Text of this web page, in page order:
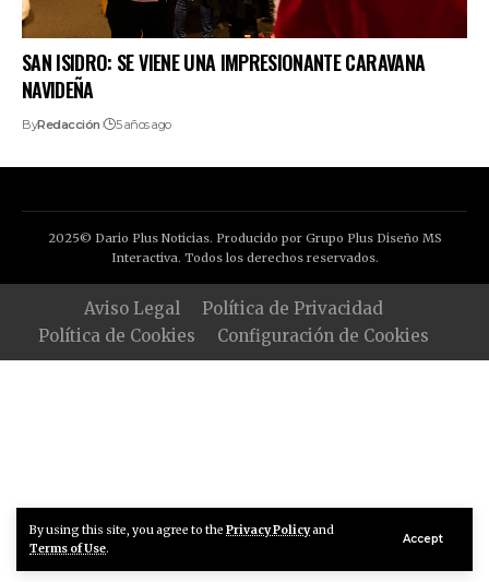
By using this site, you agree to the Privacy Policyand
Terms of Use.
Accept
SAN ISIDRO: SE VIENE UNA IMPRESIONANTE CARAVANA
NAVIDEÑA
ByRedacción 5 años ago
2025© Dario Plus Noticias. Producido por Grupo Plus Diseño MS
Interactiva. Todos los derechos reservados.
Aviso Legal
Política de Privacidad
Política de Cookies
Configuración de Cookies